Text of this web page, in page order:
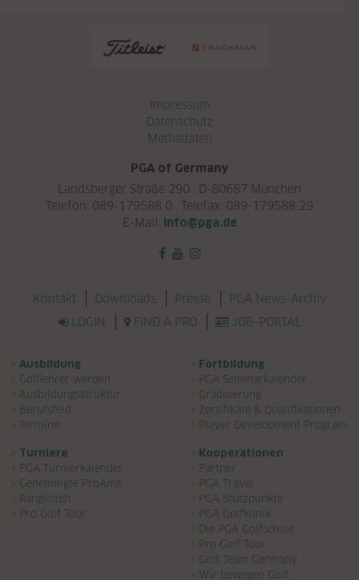
Impressum
Datenschutz
Mediadaten
PGA of Germany
Landsberger Straße 290 . D-80687 München
Telefon: 089-179588 0 . Telefax: 089-179588 29
E-Mail:
info@pga.de
Navigation überspringen
Kontakt Downloads Presse
PGA News-Archiv
LOGIN
FIND A PRO JOB-PORTAL
Navigation überspringen
Ausbildung
Golflehrer werden
Ausbildungsstruktur
Berufsfeld
Termine
Fortbildung
PGA Seminarkalender
Graduierung
Zertifikate & Qualifikationen
Player Development Program
Turniere
PGA Turnierkalender
Genehmigte ProAms
Ranglisten
Pro Golf Tour
Kooperationen
Partner
PGA Travel
PGA Stützpunkte
PGA Golfklinik
Die PGA Golfschule
Pro Golf Tour
Golf Team Germany
Wir bewegen Golf